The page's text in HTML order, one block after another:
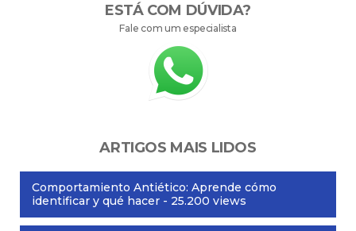
ESTÁ COM DÚVIDA?
Fale com um especialista
ARTIGOS MAIS LIDOS
Comportamiento Antiético: Aprende cómo
identificar y qué hacer - 25.200 views